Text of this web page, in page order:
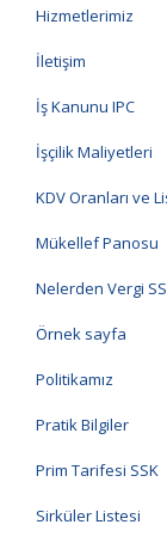
Hizmetlerimiz
İletişim
İş Kanunu IPC
İşçilik Maliyetleri
KDV Oranları ve
Mükellef Panosu
Nelerden Vergi
Örnek sayfa
Politikamız
Pratik Bilgiler
Prim Tarifesi SSK
Sirküler Listesi